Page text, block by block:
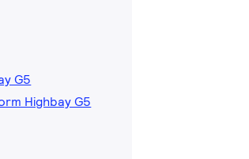
G5
Highbay G5